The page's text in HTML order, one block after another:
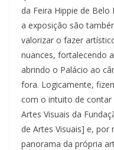
da Feira Hippie de
a exposição são
valorizar o fazer
nuances, fortalecendo
abrindo o Palácio ao
fora. Logicamente,
com o intuito de
Artes Visuais da
de Artes Visuais] e,
panorama da própria